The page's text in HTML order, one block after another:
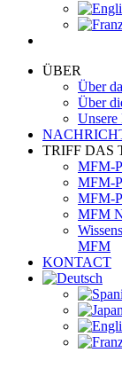
ÜBER
Über
Über
Unsere
TRIFF DAS
MFM-
MFM-
MFM-
MFM
MFM
KONTACT